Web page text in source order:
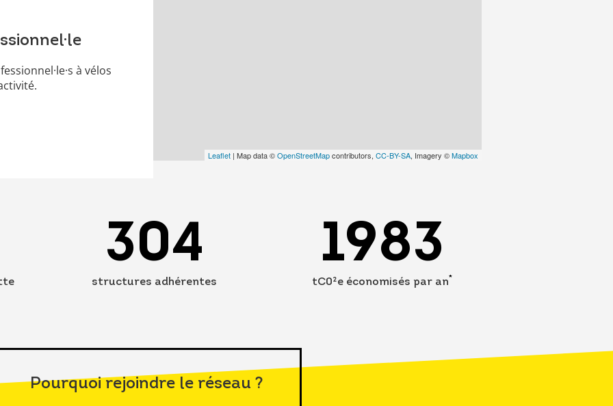
Leaflet | Map data ©OpenStreetMapcontributors, CC-BY-SA, Imagery ©Mapbox
à vélos
304
structures adhérentes
1983
tC0²e économisés par an*
Pourquoi rejoindre le réseau ?